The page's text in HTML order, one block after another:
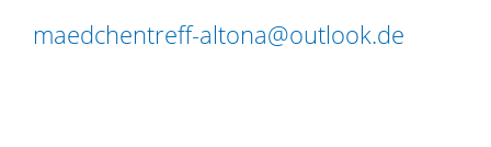
maedchentreff-altona@outlook.de